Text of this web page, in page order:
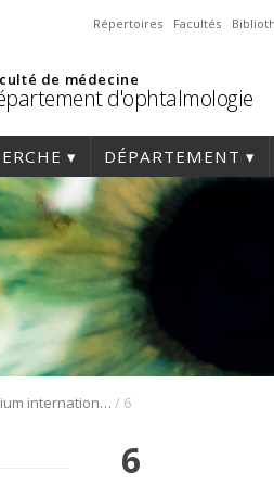
Répertoires Facultés
de médecine
d'ophtalmologie
DÉPARTEMENT
1er Symposium international en médecine régénérative de la cornée / 6
6